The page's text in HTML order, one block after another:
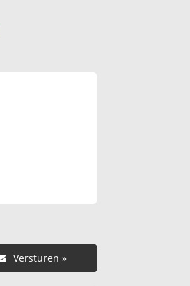
Versturen »